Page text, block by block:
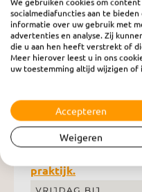
Vrouw in Beeld:
vrijdag 13 februari 2026
Klik hier voor meer
praktijk.
socialmediafuncties aan te
informatie over uw gebruik met
advertenties en analyse. Zij
die u aan hen heeft verstrekt of
Meer hierover leest u in ons
uw toestemming altijd wijzigen of
Accepteren
Weigeren